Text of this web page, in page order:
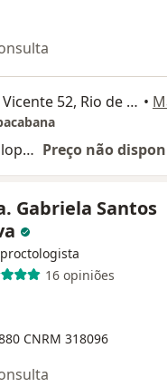
Rua Marquês de São Vicente 52, Rio de Janeiro •
Primeira consulta Coloproctologia Preço não
Gabriela Santos
16 opiniões
CNRM 318096